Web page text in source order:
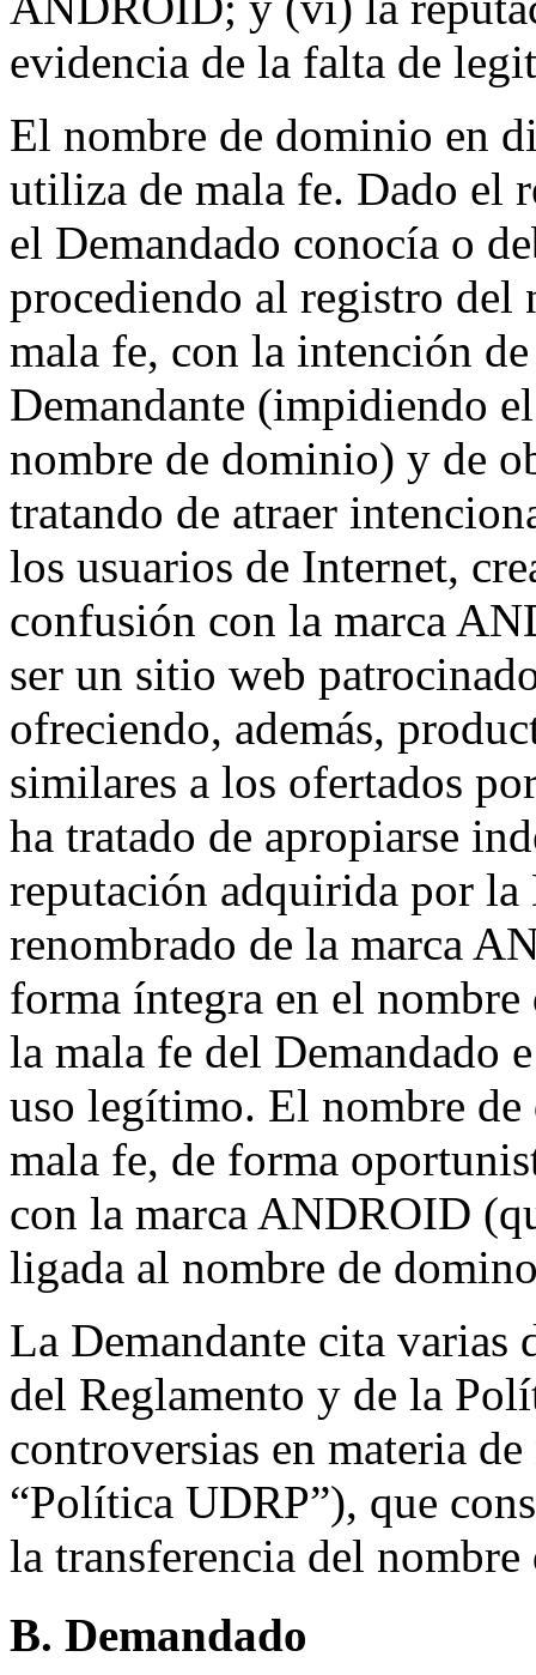
evidencia de la falta de
El nombre de dominio en
utiliza de mala fe. Dado el
el Demandado conocía o
procediendo al registro del
mala fe, con la intención
Demandante (impidiendo
nombre de dominio) y de
tratando de atraer
los usuarios de Internet,
confusión con la marca
ser un sitio web
ofreciendo, además,
similares a los ofertados
ha tratado de apropiarse
reputación adquirida por la
renombrado de la marca
forma íntegra en el
la mala fe del Demandado
uso legítimo. El nombre
mala fe, de forma
con la marca ANDROID
ligada al nombre de
La Demandante cita varias
del Reglamento y de la
controversias en materia
“Política UDRP”), que
la transferencia del
B. Demandado